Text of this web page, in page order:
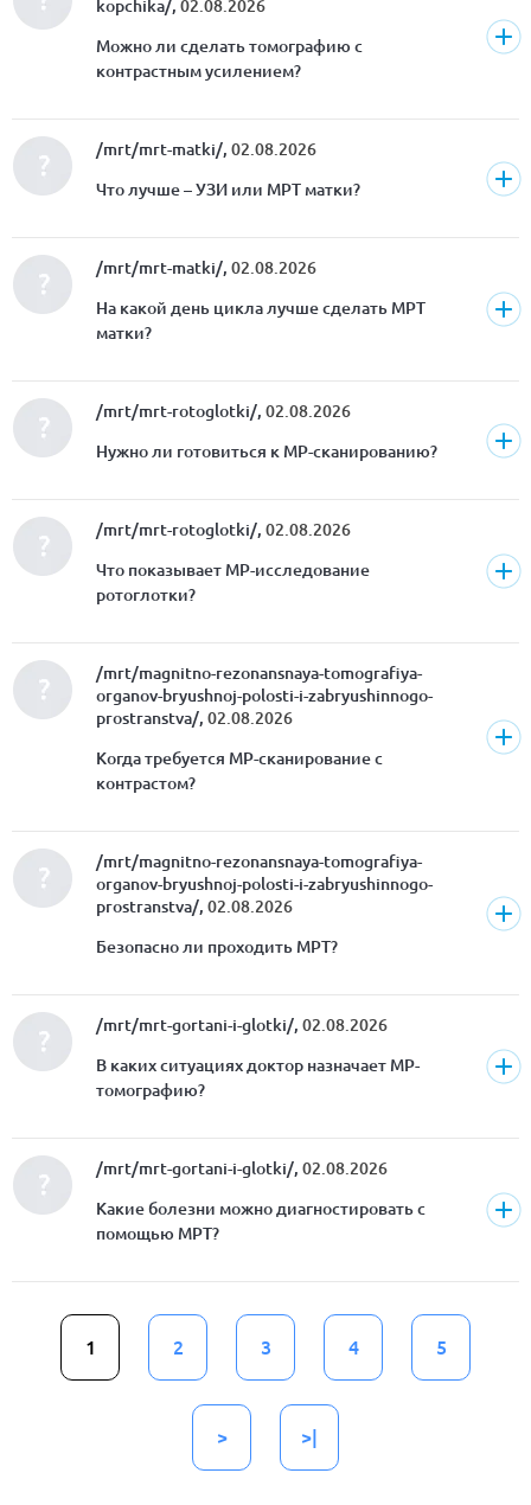
kopchika/, 02.08.2026
Можно ли сделать томографию с
контрастным усилением?
/mrt/mrt-matki/, 02.08.2026
Что лучше – УЗИ или МРТ матки?
/mrt/mrt-matki/, 02.08.2026
На какой день цикла лучше сделать МРТ
матки?
/mrt/mrt-rotoglotki/, 02.08.2026
Нужно ли готовиться к МР-сканированию?
/mrt/mrt-rotoglotki/, 02.08.2026
Что показывает МР-исследование
ротоглотки?
/mrt/magnitno-rezonansnaya-tomografiya-
organov-bryushnoj-polosti-i-zabryushinnogo-
prostranstva/, 02.08.2026
Когда требуется МР-сканирование с
контрастом?
/mrt/magnitno-rezonansnaya-tomografiya-
organov-bryushnoj-polosti-i-zabryushinnogo-
prostranstva/, 02.08.2026
Безопасно ли проходить МРТ?
/mrt/mrt-gortani-i-glotki/, 02.08.2026
В каких ситуациях доктор назначает МР-
томографию?
/mrt/mrt-gortani-i-glotki/, 02.08.2026
Какие болезни можно диагностировать с
помощью МРТ?
1 2 3 4 5
> >|